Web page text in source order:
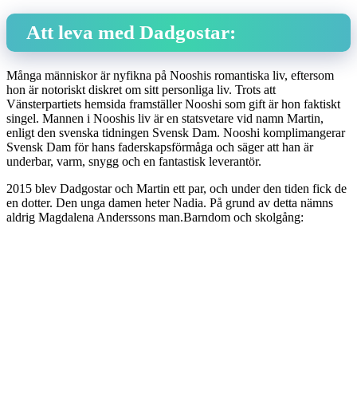
Att leva med Dadgostar:
Många människor är nyfikna på Nooshis romantiska liv, eftersom
hon är notoriskt diskret om sitt personliga liv. Trots att
Vänsterpartiets hemsida framställer Nooshi som gift är hon faktiskt
singel. Mannen i Nooshis liv är en statsvetare vid namn Martin,
enligt den svenska tidningen Svensk Dam. Nooshi komplimangerar
Svensk Dam för hans faderskapsförmåga och säger att han är
underbar, varm, snygg och en fantastisk leverantör.
2015 blev Dadgostar och Martin ett par, och under den tiden fick de
en dotter. Den unga damen heter Nadia. På grund av detta nämns
aldrig Magdalena Anderssons man.Barndom och skolgång: